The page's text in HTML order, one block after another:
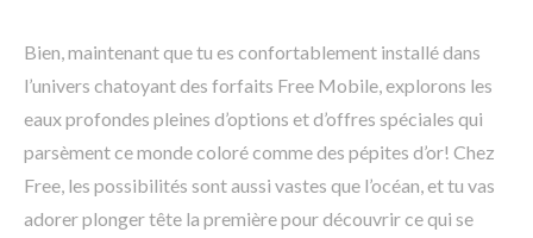
Bien, maintenant que tu es confortablement installé dans
l’univers chatoyant des forfaits Free Mobile, explorons les
eaux profondes pleines d’options et d’offres spéciales qui
parsèment ce monde coloré comme des pépites d’or! Chez
Free, les possibilités sont aussi vastes que l’océan, et tu vas
adorer plonger tête la première pour découvrir ce qui se